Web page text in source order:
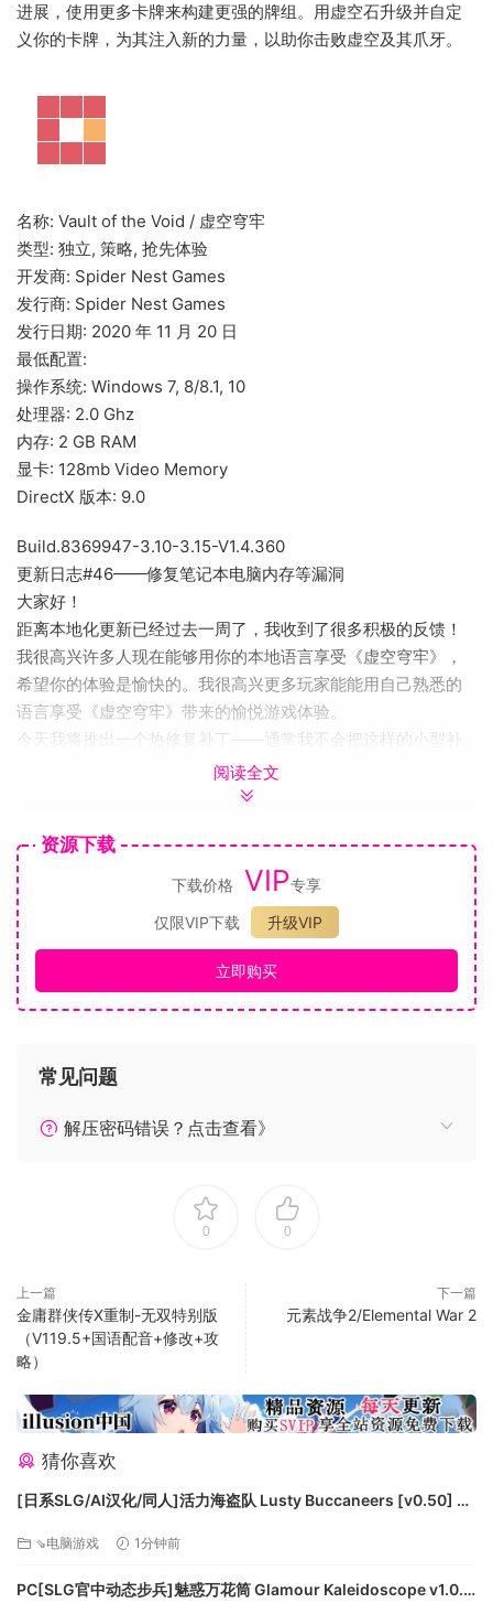
进展，使用更多卡牌来构建更强的牌组。用虚空石升级并自定
义你的卡牌，为其注入新的力量，以助你击败虚空及其爪牙。
名称: Vault of the Void / 虚空穹牢
类型: 独立, 策略, 抢先体验
开发商: Spider Nest Games
发行商: Spider Nest Games
发行日期: 2020 年 11 月 20 日
最低配置:
操作系统: Windows 7, 8/8.1, 10
处理器: 2.0 Ghz
内存: 2 GB RAM
显卡: 128mb Video Memory
DirectX 版本: 9.0
Build.8369947-3.10-3.15-V1.4.360
更新日志#46——修复笔记本电脑内存等漏洞
大家好！
距离本地化更新已经过去一周了，我收到了很多积极的反馈！
我很高兴许多人现在能够用你的本地语言享受《虚空穹牢》，
希望你的体验是愉快的。我很高兴更多玩家能能用自己熟悉的
语言享受《虚空穹牢》带来的愉悦游戏体验。
今天我将推出一个热修复补丁——通常我不会把这样的小型补
丁写在更新日志里，但这个问题影响了大量玩家的游戏体验。
部分玩家一直经历游戏崩溃的问题，而他们很难解释为何会崩
这是由于一些内存问题造成的。据我所知，这个问题主要发生
在笔记本电脑上，问题源于笔记本电脑和GPU占用。我对此进
行了一些优化，缩短了启动游戏的加载时间。如果您遇到这个
问题，请告诉我问题是否解决！像往常一样，我会在接下来的
几天里密切关注崩溃日志。
我还修复了一些其他漏洞，详见下表！
修复漏洞
-针对笔记本电脑进行优化，对台式电脑进行小型调整
精英的选项）
-一些生成的卡牌显示无关提示
-修正「巨蟹座的恩惠」的美术
-嘲讽现在会显示正确的译名
-修正百科大全的一些按钮文本
-翻译战斗界面的种子文本
这是一款单人Roguelite卡牌游戏。
虚空穹牢旨在提供低随机性的游玩体验，把尽可能多的控制权
交到玩家手中。卡牌奖励公开可见，而且你可以在遭遇战前预
览你将与哪些敌人战斗！没有随机事件，你知道每一条路的确
切位置。
你将在前进的过程中逐渐构建牌组，享受收集卡牌加强牌组的
人。
阅读全文
资源下载
下载价格 VIP专享
仅限VIP下载
升级VIP
立即购买
常见问题
解压密码错误？点击查看》
0 0
上一篇
金庸群侠传X重制-无双特别版
（V119.5+国语配音+修改+攻
略）
下一篇
元素战争2/Elemental War 2
猜你喜欢
[日系SLG/AI汉化/同人]活力海盗队 Lusty Buccaneers [v0.50] AI
⇘电脑游戏 1分钟前
PC[SLG官中动态步兵]魅惑万花筒 Glamour Kaleidoscope v1.0.9